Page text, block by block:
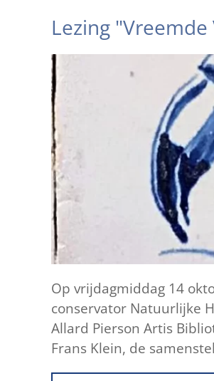
Lezing
Op vrijdagmiddag 14
conservator Natuurlijke
Allard Pierson Artis
Frans Klein, de